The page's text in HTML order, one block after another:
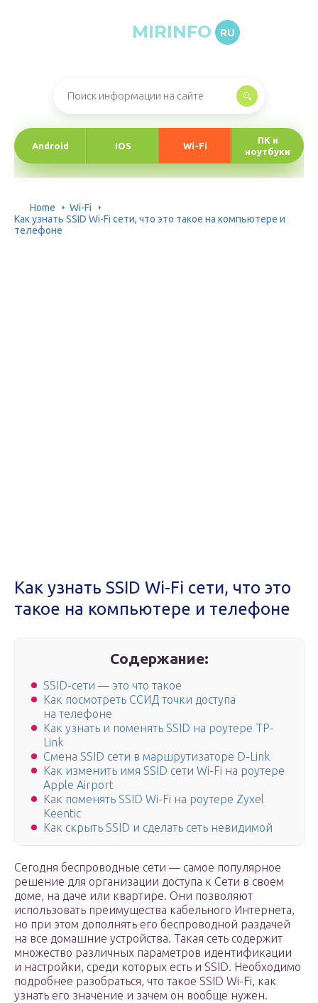
MIRINFO RU
Android IOS Wi-Fi
ПК и
ноутбуки
Home
Wi-Fi
Как узнать SSID Wi-Fi сети, что это такое на компьютере и
телефоне
Как узнать SSID Wi-Fi сети, что это
такое на компьютере и телефоне
Содержание:
SSID-сети — это что такое
Как посмотреть ССИД точки доступа
на телефоне
Как узнать и поменять SSID на роутере TP-
Link
Смена SSID сети в маршрутизаторе D-Link
Как изменить имя SSID сети Wi-Fi на роутере
Apple Airport
Как поменять SSID Wi-Fi на роутере Zyxel
Keentic
Как скрыть SSID и сделать сеть невидимой
Сегодня беспроводные сети — самое популярное
решение для организации доступа к Сети в своем
доме, на даче или квартире. Они позволяют
использовать преимущества кабельного Интернета,
но при этом дополнять его беспроводной раздачей
на все домашние устройства. Такая сеть содержит
множество различных параметров идентификации
и настройки, среди которых есть и SSID. Необходимо
подробнее разобраться, что такое SSID Wi-Fi, как
узнать его значение и зачем он вообще нужен.